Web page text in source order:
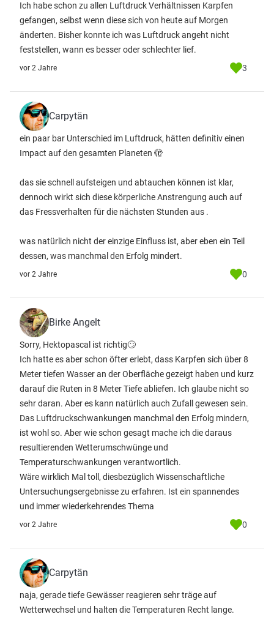
Ich habe schon zu allen Luftdruck Verhältnissen Karpfen
gefangen, selbst wenn diese sich von heute auf Morgen
änderten. Bisher konnte ich was Luftdruck angeht nicht
feststellen, wann es besser oder schlechter lief.
vor 2 Jahre 3
Carpytän
ein paar bar Unterschied im Luftdruck, hätten definitiv einen
Impact auf den gesamten Planeten 🫣
das sie schnell aufsteigen und abtauchen können ist klar,
dennoch wirkt sich diese körperliche Anstrengung auch auf
das Fressverhalten für die nächsten Stunden aus .
was natürlich nicht der einzige Einfluss ist, aber eben ein Teil
dessen, was manchmal den Erfolg mindert.
vor 2 Jahre 0
Birke Angelt
Sorry, Hektopascal ist richtig🙄
Ich hatte es aber schon öfter erlebt, dass Karpfen sich über 8
Meter tiefen Wasser an der Oberfläche gezeigt haben und kurz
darauf die Ruten in 8 Meter Tiefe abliefen. Ich glaube nicht so
sehr daran. Aber es kann natürlich auch Zufall gewesen sein.
Das Luftdruckschwankungen manchmal den Erfolg mindern,
ist wohl so. Aber wie schon gesagt mache ich die daraus
resultierenden Wetterumschwünge und
Temperaturschwankungen verantwortlich.
Wäre wirklich Mal toll, diesbezüglich Wissenschaftliche
Untersuchungsergebnisse zu erfahren. Ist ein spannendes
und immer wiederkehrendes Thema
vor 2 Jahre 0
Carpytän
naja, gerade tiefe Gewässer reagieren sehr träge auf
Wetterwechsel und halten die Temperaturen Recht lange.